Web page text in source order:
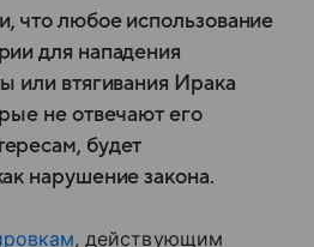
что любое использование
для нападения
или втягивания Ирака
не отвечают его
будет
нарушение закона.
, действующим